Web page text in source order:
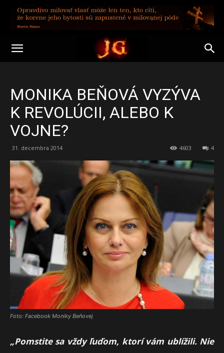
MONIKA BEŇOVÁ VYZÝVA
K REVOLÚCII, ALEBO K
VOJNE?
31. decembra 2014 4
4603
Foto: Facebook Moniky Beňovej
„Pomstite sa vždy ľuďom, ktorí vám ublížili. Nie